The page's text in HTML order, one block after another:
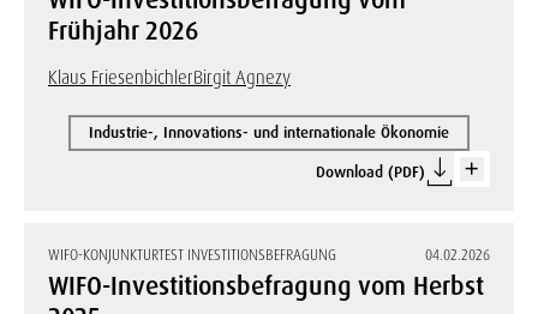
Frühjahr 2026
Klaus FriesenbichlerBirgit Agnezy
Industrie-, Innovations- und internationale Ökonomie
Download (PDF)
WIFO-KONJUNKTURTEST INVESTITIONSBEFRAGUNG 04.02.2026
WIFO-Investitionsbefragung vom Herbst